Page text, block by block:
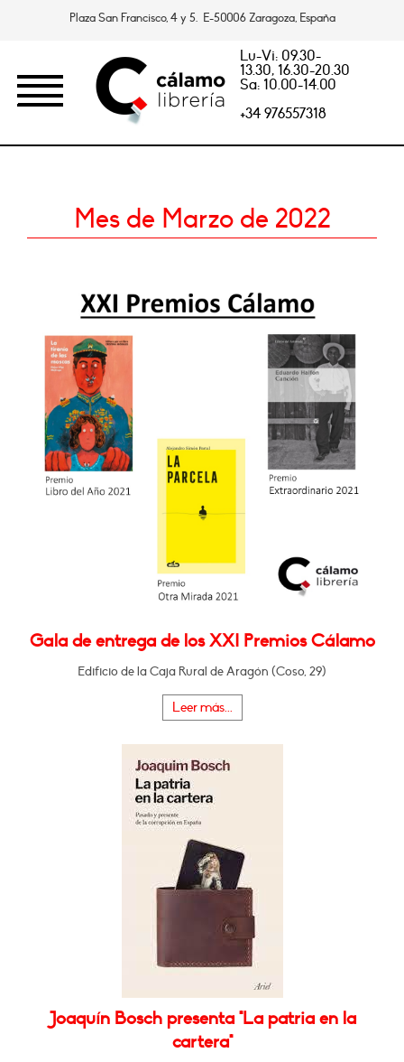
Plaza San Francisco, 4 y 5. E-50006 Zaragoza, España
Lu-Vi: 09.30-
13.30, 16.30-20.30
Sa: 10.00-14.00
+34 976557318
Mes de Marzo de 2022
Gala de entrega de los XXI Premios Cálamo
Edificio de la Caja Rural de Aragón (Coso, 29)
Leer más...
Joaquín Bosch presenta "La patria en la
cartera"